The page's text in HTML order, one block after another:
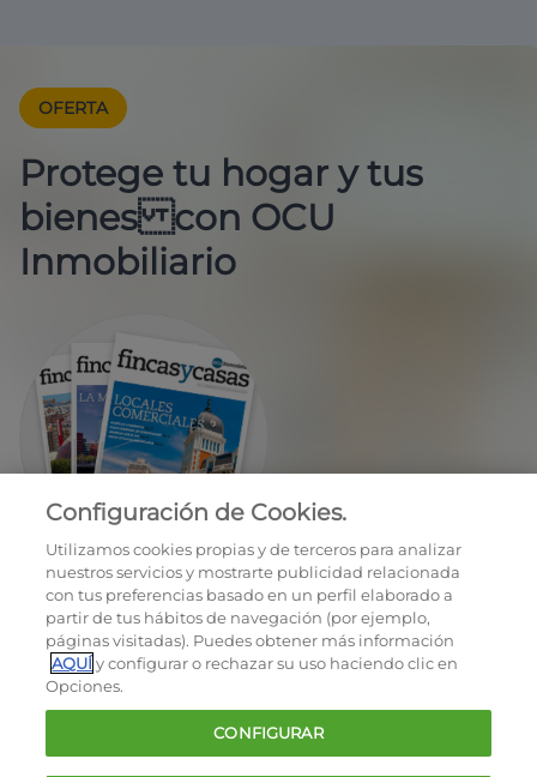
OFERTA
Protege tu hogar y tus
bienes con OCU
Inmobiliario
EN REGALO LA REVISTA BIMESTRAL
OCU © 2026
Cookies
Configuración de Cookies.
Utilizamos cookies propias y de terceros para analizar
nuestros servicios y mostrarte publicidad relacionada
con tus preferencias basado en un perfil elaborado a
partir de tus hábitos de navegación (por ejemplo,
páginas visitadas). Puedes obtener más información
AQUÍy configurar o rechazar su uso haciendo clic en
Opciones.
CONFIGURAR